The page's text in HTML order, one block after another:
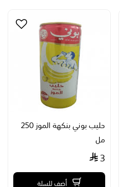
حليب بوني بنكهة الموز 250
مل
3
أضف للسلة